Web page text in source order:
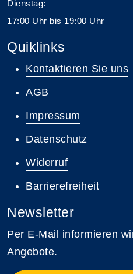
Dienstag:
17:00 Uhr bis 19:00 Uhr
Quiklinks
Kontaktieren Sie uns
AGB
Impressum
Datenschutz
Widerruf
Barrierefreiheit
Newsletter
Per E-Mail informieren
Angebote.